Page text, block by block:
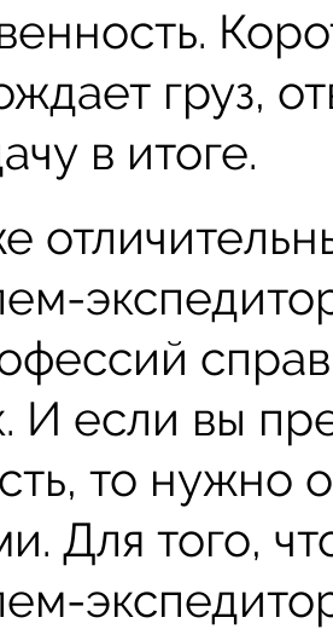
груз,
в итоге.
И если вы
то нужно
Для того,